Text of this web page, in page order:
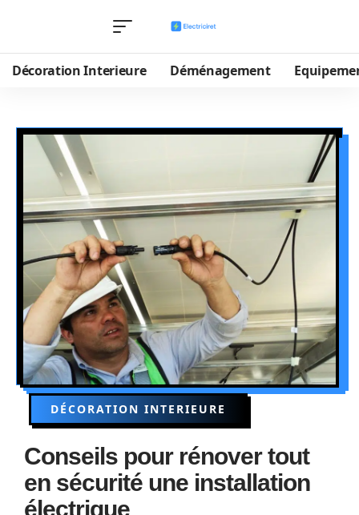
Décoration Interieure Déménagement
DÉCORATION INTERIEURE
Conseils pour rénover tout
en sécurité une installation
électrique